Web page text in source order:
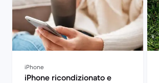
iPhone
iPhone ricondizionato e